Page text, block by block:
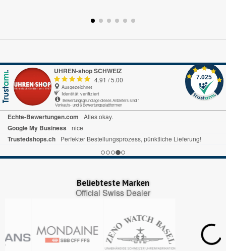
UHREN-shop SCHWEIZ
4.91 /5.00
Ausgezeichnet
Identität verifiziert
Bewertungsgrundlage dieses Anbieters sind 1
Verkaufs- und 6 Bewertungsplattformen
7.025
Echte-Bewertungen.com Alles okay.
Google My Business nice
Trustedshops.ch Perfekter Bestellungsprozess, pünktliche Lieferung!
Beliebteste Marken
Official Swiss Dealer